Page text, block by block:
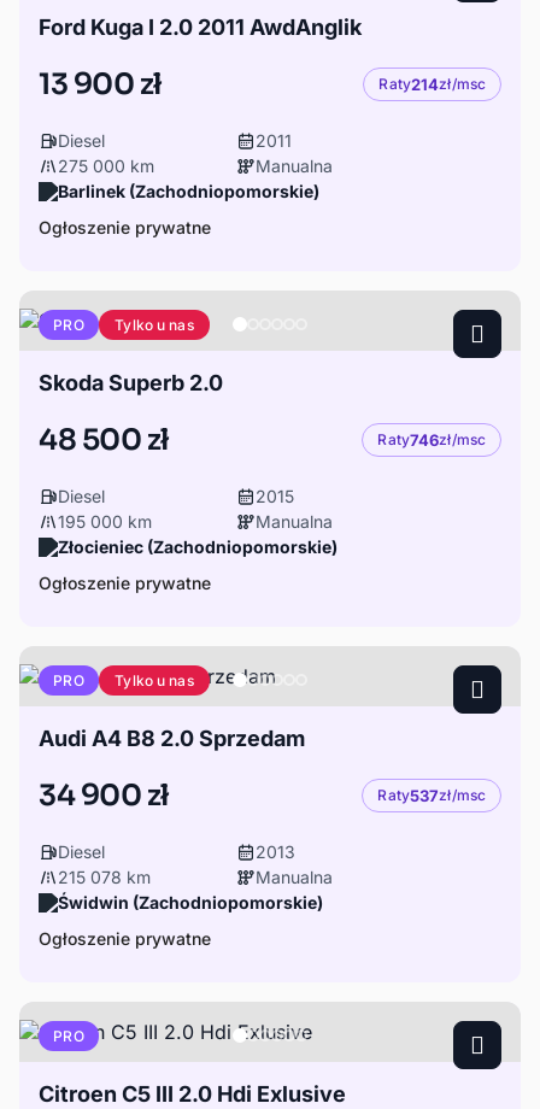
Ford Kuga I 2.0 2011 AwdAnglik
13 900 zł Raty214zł/msc
Diesel
2011
275 000 km
Manualna
Barlinek (Zachodniopomorskie)
Ogłoszenie prywatne
PRO Tylko u nas
Skoda Superb 2.0
48 500 zł Raty746zł/msc
Diesel
2015
195 000 km
Manualna
Złocieniec (Zachodniopomorskie)
Ogłoszenie prywatne
PRO Tylko u nas
Audi A4 B8 2.0 Sprzedam
34 900 zł Raty537zł/msc
Diesel
2013
215 078 km
Manualna
Świdwin (Zachodniopomorskie)
Ogłoszenie prywatne
PRO
Citroen C5 III 2.0 Hdi Exlusive